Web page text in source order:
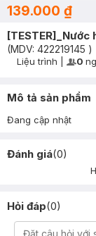
139.000 ₫
[TESTER]_Nước
(MDV: 422219145 )
Timer Gray Icon
Liệu trình User
0
Mô tả sản phẩm
Đang cập nhật
Đánh giá(0)
Hỏi đáp(0)